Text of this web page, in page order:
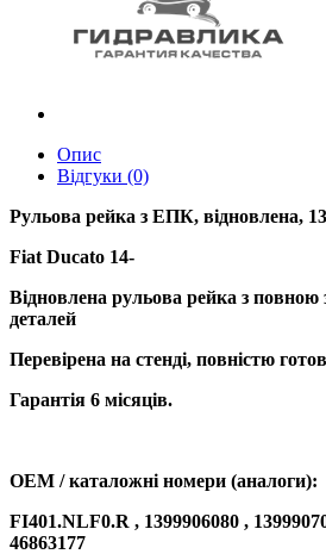
Опис
Відгуки (0)
Рульова рейка з ЕПК, відновлена,
Fiat Ducato 14-
Відновлена рульова рейка з
деталей
Перевірена на стенді, повністю
Гарантія 6 місяців.
OEM / каталожні номери (аналоги):
FI401.NLF0.R , 1399906080 ,
46863177